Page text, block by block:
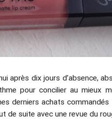
après dix jours d’absence,
pour concilier au mieux
derniers achats
de suite avec une revue du